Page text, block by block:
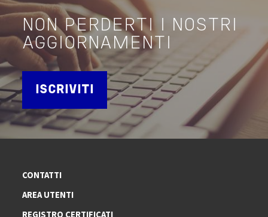
NON PERDERTI I NOSTRI
AGGIORNAMENTI
ISCRIVITI
CONTATTI
AREA UTENTI
REGISTRO CERTIFICATI